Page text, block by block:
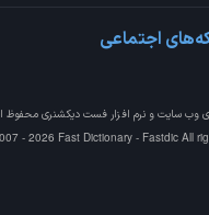
اجتماعی
وب سایت و نرم افزارفست دیکشنریمحفوظ
- 2026 Fast Dictionary - Fastdic All